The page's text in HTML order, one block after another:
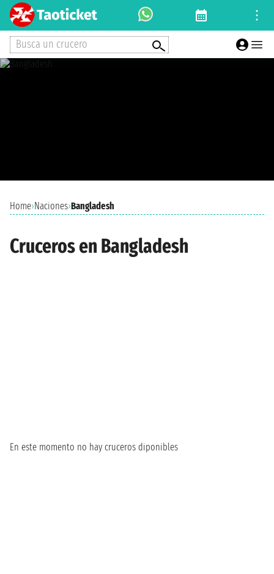
Busca un crucero
Home›Naciones›Bangladesh
Cruceros en Bangladesh
En este momento no hay cruceros diponibles